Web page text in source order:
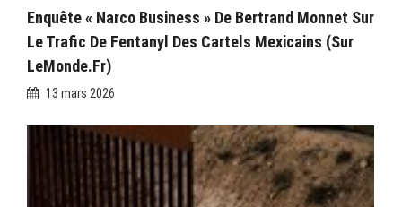
Enquête « Narco Business » De Bertrand Monnet Sur
Le Trafic De Fentanyl Des Cartels Mexicains (sur
LeMonde.fr)
13 mars 2026